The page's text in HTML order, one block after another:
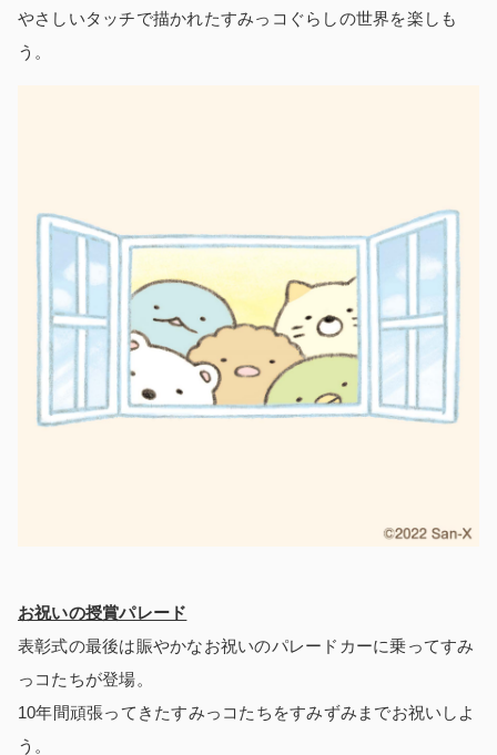
やさしいタッチで描かれたすみっコぐらしの世界を楽しも
う。
お祝いの授賞パレード
表彰式の最後は賑やかなお祝いのパレードカーに乗ってすみ
っコたちが登場。
10年間頑張ってきたすみっコたちをすみずみまでお祝いしよ
う。